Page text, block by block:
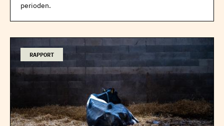
perioden.
RAPPORT